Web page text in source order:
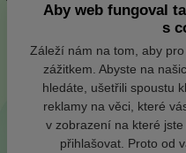
Aby web fungoval
s
Záleží nám na tom, aby
zážitkem. Abyste na
hledáte, ušetřili spoustu
reklamy na věci, které
v zobrazení na které
přihlašovat. Proto od